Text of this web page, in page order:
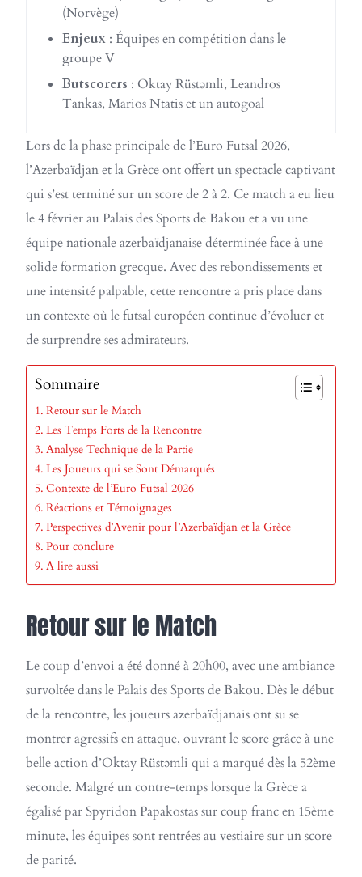
(Norvège)
Enjeux : Équipes en compétition dans le
groupe V
Butscorers : Oktay Rüstəmli, Leandros
Tankas, Marios Ntatis et un autogoal
Lors de la phase principale de l’Euro Futsal 2026,
l’Azerbaïdjan et la Grèce ont offert un spectacle captivant
qui s’est terminé sur un score de 2 à 2. Ce match a eu lieu
le 4 février au Palais des Sports de Bakou et a vu une
équipe nationale azerbaïdjanaise déterminée face à une
solide formation grecque. Avec des rebondissements et
une intensité palpable, cette rencontre a pris place dans
un contexte où le futsal européen continue d’évoluer et
de surprendre ses admirateurs.
Sommaire
Retour sur le Match
Les Temps Forts de la Rencontre
Analyse Technique de la Partie
Les Joueurs qui se Sont Démarqués
Contexte de l’Euro Futsal 2026
Réactions et Témoignages
Perspectives d’Avenir pour l’Azerbaïdjan et la Grèce
Pour conclure
A lire aussi
Retour sur le Match
Le coup d’envoi a été donné à 20h00, avec une ambiance
survoltée dans le Palais des Sports de Bakou. Dès le début
de la rencontre, les joueurs azerbaïdjanais ont su se
montrer agressifs en attaque, ouvrant le score grâce à une
belle action d’Oktay Rüstəmli qui a marqué dès la 52ème
seconde. Malgré un contre-temps lorsque la Grèce a
égalisé par Spyridon Papakostas sur coup franc en 15ème
minute, les équipes sont rentrées au vestiaire sur un score
de parité.